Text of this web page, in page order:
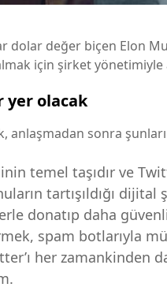
dolar değer biçen Elon
için şirket yönetimiyle
yer olacak
anlaşmadan sonra
temel taşıdır ve
tartışıldığı dijital
donatıp daha
spam botlarıyla
her zamankinden